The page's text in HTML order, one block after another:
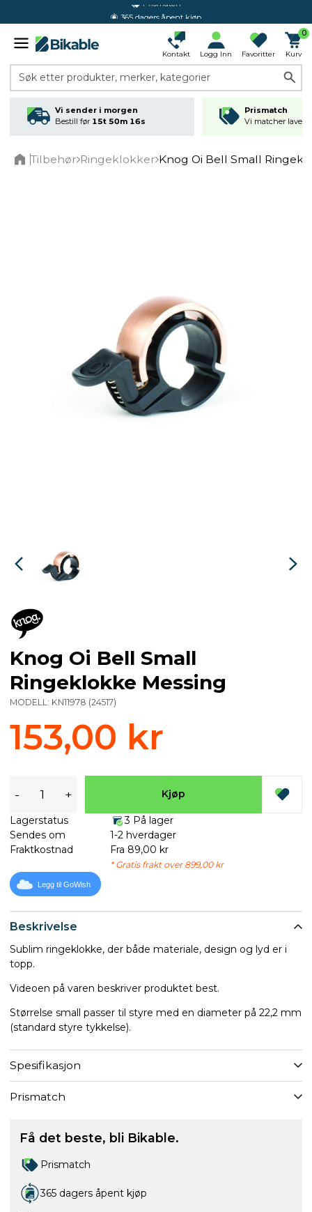
365 dagers åpent kjøp
Kontakt Logg Inn Favoritter
0
Kurv
Søk etter produkter, merker, kategorier
Vi sender i morgen
Bestill før 15t 50m 16s
Prismatch
Vi matcher
Tilbehør Ringeklokker Knog Oi Bell Small
Beskrivelse
Sublim ringeklokke, der både materiale, design og lyd er i
topp.
Videoen på varen beskriver produktet best.
Størrelse small passer til styre med en diameter på 22,2 mm
(standard styre tykkelse).
Spesifikasjon
Prismatch
Knog Oi Bell Small
Ringeklokke Messing
MODELL: KN11978 (24517)
153,00 kr
- + Kjøp
Lagerstatus
3 På lager
Sendes om
1-2 hverdager
Fraktkostnad
Fra 89,00 kr
* Gratis frakt over 899,00 kr
Legg til GoWish
Få det beste, bli Bikable.
Prismatch
365 dagers åpent kjøp